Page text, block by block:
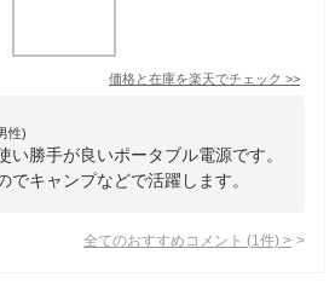
価格と在庫を楽天でチェック >>
性)
い勝手が良いポータブル電源です。
でキャンプなどで活躍します。
全てのおすすめコメント (1 件) >